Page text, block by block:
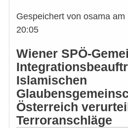
Gespeichert von osama am
20:05
Wiener SPÖ-
Islamischen
Österreich
Terroranschläge